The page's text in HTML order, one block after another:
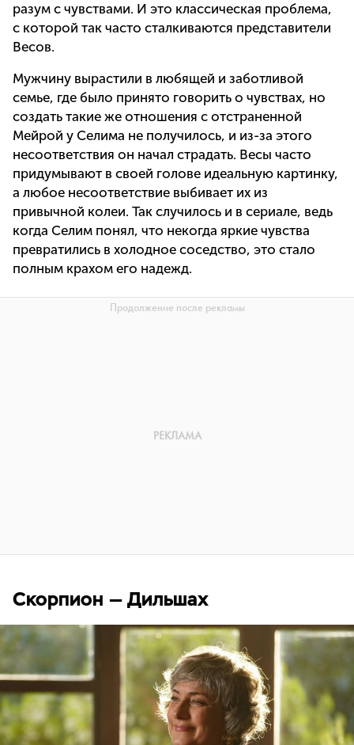
разум с чувствами. И это классическая проблема,
с которой так часто сталкиваются представители
Весов.
Мужчину вырастили в любящей и заботливой
семье, где было принято говорить о чувствах, но
создать такие же отношения с отстраненной
Мейрой у Селима не получилось, и из-за этого
несоответствия он начал страдать. Весы часто
придумывают в своей голове идеальную картинку,
а любое несоответствие выбивает их из
привычной колеи. Так случилось и в сериале, ведь
когда Селим понял, что некогда яркие чувства
превратились в холодное соседство, это стало
полным крахом его надежд.
Скорпион — Дильшах